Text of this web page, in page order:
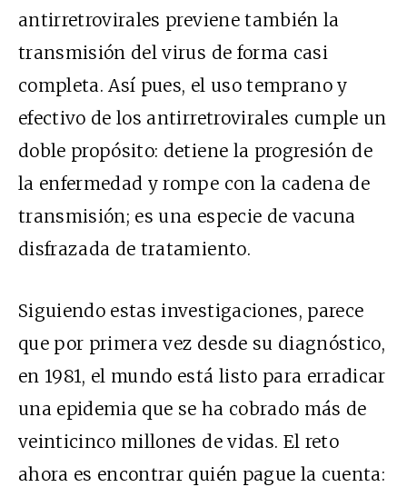
antirretrovirales previene también la
transmisión del virus de forma casi
completa. Así pues, el uso temprano y
efectivo de los antirretrovirales cumple un
doble propósito: detiene la progresión de
la enfermedad y rompe con la cadena de
transmisión; es una especie de vacuna
disfrazada de tratamiento.
Siguiendo estas investigaciones, parece
que por primera vez desde su diagnóstico,
en 1981, el mundo está listo para erradicar
una epidemia que se ha cobrado más de
veinticinco millones de vidas. El reto
ahora es encontrar quién pague la cuenta: